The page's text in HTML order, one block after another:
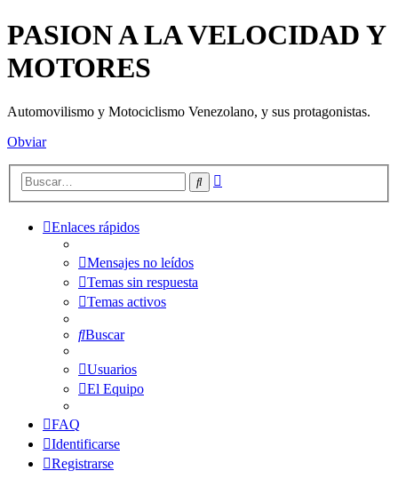
PASION A LA VELOCIDAD Y
MOTORES
Automovilismo y Motociclismo Venezolano, y sus protagonistas.
Obviar
Buscar
Enlaces rápidos
Mensajes no leídos
Temas sin respuesta
Temas activos
Buscar
Usuarios
El Equipo
FAQ
Identificarse
Registrarse